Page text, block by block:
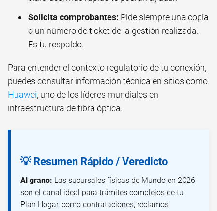
Solicita comprobantes: Pide siempre una copia
o un número de ticket de la gestión realizada.
Es tu respaldo.
Para entender el contexto regulatorio de tu conexión,
puedes consultar información técnica en sitios como
Huawei, uno de los líderes mundiales en
infraestructura de fibra óptica.
💡 Resumen Rápido / Veredicto
Al grano: Las sucursales físicas de Mundo en 2026
son el canal ideal para trámites complejos de tu
Plan Hogar, como contrataciones, reclamos